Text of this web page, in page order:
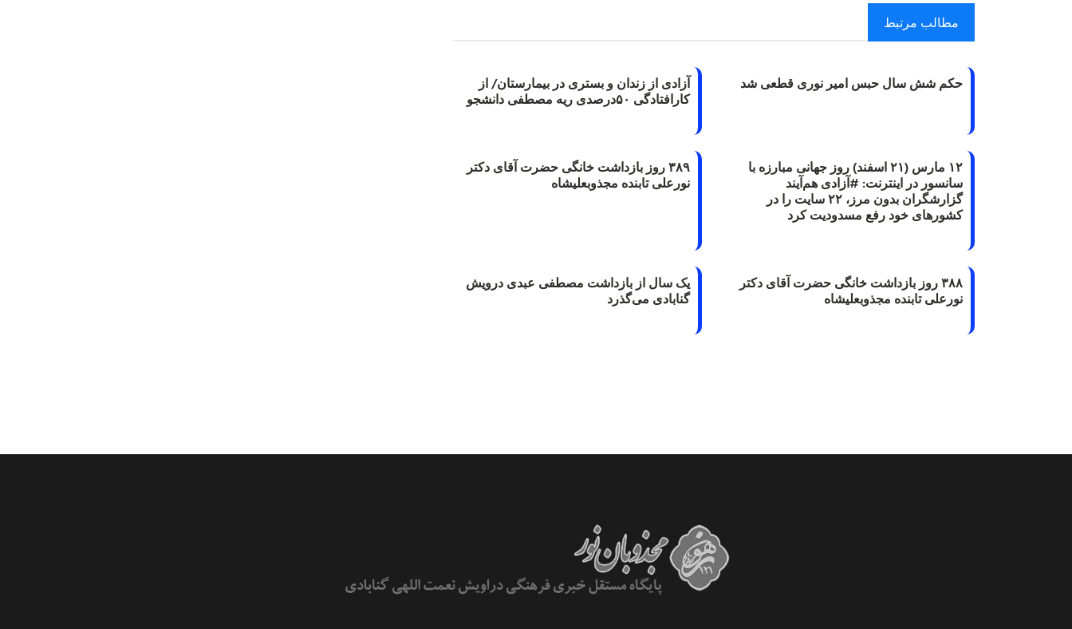
مطالب مرتبط
حکم شش سال حبس امیر نوری قطعی شد
آزادی از زندان و بستری در بیمارستان/ از
کارافتادگی ۵۰درصدی ریه مصطفی دانشجو
۱۲ مارس (۲۱ اسفند) روز جهانی مبارزه با
سانسور در اینترنت: #آزادی هم‌آیند
گزارشگران‌ بدون مرز، ۲۲ سایت را در
کشورهای خود رفع مسدودیت کرد
۳۸۹ روز بازداشت خانگی حضرت آقای دکتر
نورعلی تابنده مجذوبعلیشاه
۳۸۸ روز بازداشت خانگی حضرت آقای دکتر
نورعلی تابنده مجذوبعلیشاه
یک سال از بازداشت مصطفی عبدی درویش
گنابادی می‌گذرد